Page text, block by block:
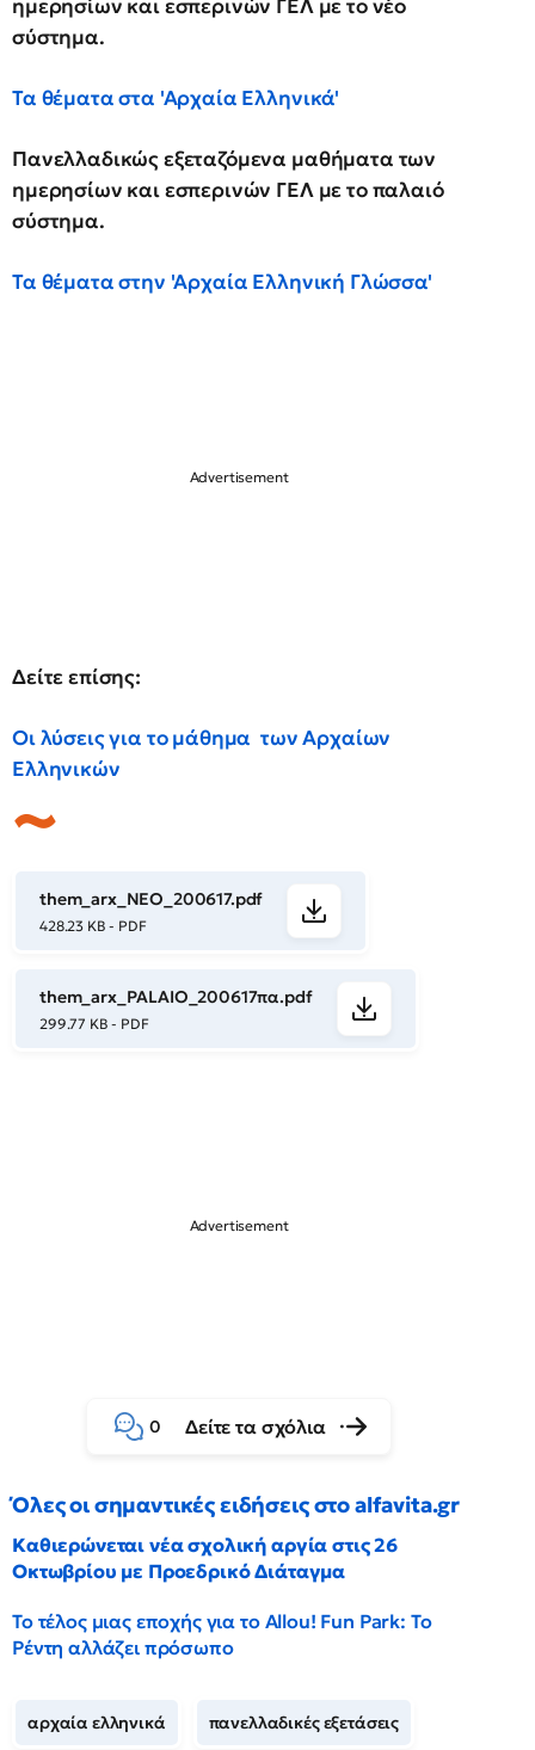
ημερησίων και εσπερινών ΓΕΛ με το νέο
σύστημα.
Τα θέματα στα 'Αρχαία Ελληνικά'
Πανελλαδικώς εξεταζόμενα μαθήματα των
ημερησίων και εσπερινών ΓΕΛ με το παλαιό
σύστημα.
Τα θέματα στην 'Αρχαία Ελληνική Γλώσσα'
Δείτε επίσης:
Οι λύσεις για το μάθημα των Αρχαίων
Ελληνικών
them_arx_NEO_200617.pdf
428.23 KB - PDF
them_arx_PALAIO_200617πα.pdf
299.77 KB - PDF
0 Δείτε τα σχόλια
Όλες οι σημαντικές ειδήσεις στο alfavita.gr
Καθιερώνεται νέα σχολική αργία στις 26
Οκτωβρίου με Προεδρικό Διάταγμα
Το τέλος μιας εποχής για το Allou! Fun Park: Το
Ρέντη αλλάζει πρόσωπο
αρχαία ελληνικά πανελλαδικές εξετάσεις